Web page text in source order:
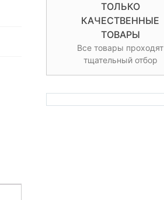
ТОЛЬКО
КАЧЕСТВЕННЫЕ
ТОВАРЫ
Все товары проходят
тщательный отбор